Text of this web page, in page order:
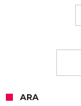
ARA